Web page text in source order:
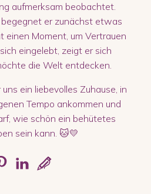
aufmerksam beobachtet.
er zunächst etwas
einen Moment, um Vertrauen
eingelebt, zeigt er sich
die Welt entdecken.
ein liebevolles Zuhause, in
Tempo ankommen und
wie schön ein behütetes
sein kann. 🐱💛